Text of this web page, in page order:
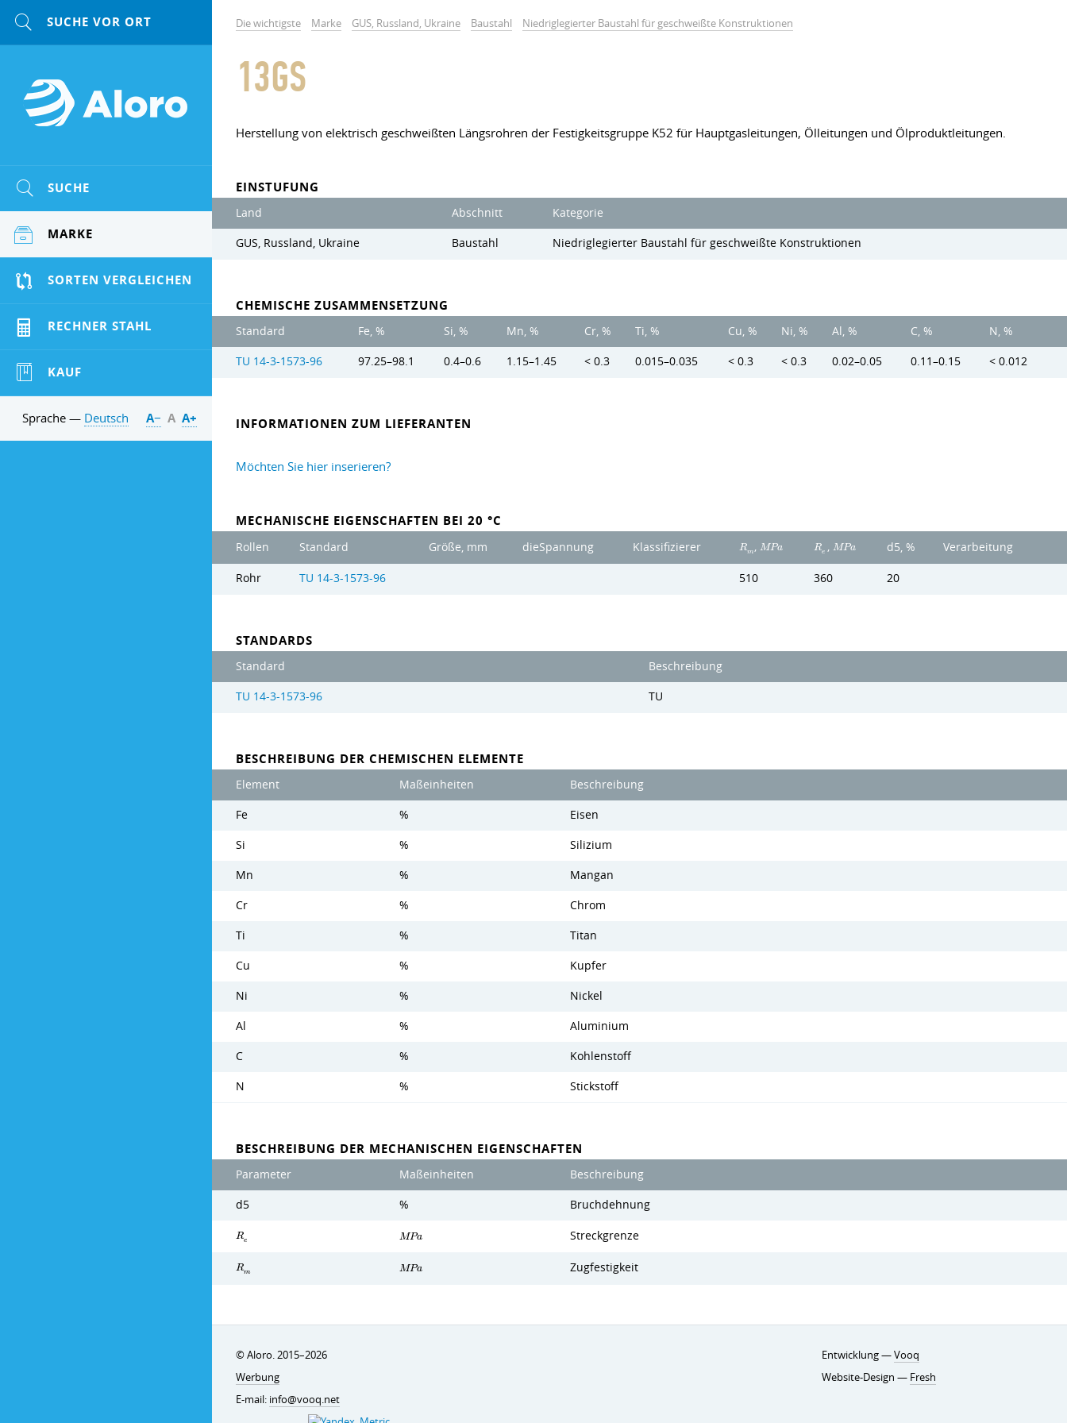
Die wichtigste Marke GUS, Russland, Ukraine Baustahl Niedriglegierter Baustahl für geschweißte Konstruktionen
13GS
Herstellung von elektrisch geschweißten Längsrohren der Festigkeitsgruppe K52 für Hauptgasleitungen, Ölleitungen und Ölproduktleitungen.
EINSTUFUNG
Land Abschnitt Kategorie
GUS, Russland, Ukraine Baustahl Niedriglegierter Baustahl für geschweißte Konstruktionen
CHEMISCHE ZUSAMMENSETZUNG
Standard Fe, % Si, % Mn, % Cr, % Ti, % Cu, % Ni, % Al, % C, % N, %
TU 14-3-1573-96 97.25–98.1 0.4–0.6 1.15–1.45 < 0.3 0.015–0.035 < 0.3 < 0.3 0.02–0.05 0.11–0.15 < 0.012
INFORMATIONEN ZUM LIEFERANTEN
Möchten Sie hier inserieren?
MECHANISCHE EIGENSCHAFTEN BEI 20 °C
Rollen Standard Größe, mm dieSpannung Klassifizierer Rm , MPa Re , MPa d5, % Verarbeitung
Rohr TU 14-3-1573-96 510 360 20
STANDARDS
Standard Beschreibung
TU 14-3-1573-96 TU
BESCHREIBUNG DER CHEMISCHEN ELEMENTE
Element Maßeinheiten Beschreibung
Fe % Eisen
Si % Silizium
Mn % Mangan
Cr % Chrom
Ti % Titan
Cu % Kupfer
Ni % Nickel
Al % Aluminium
C % Kohlenstoff
N % Stickstoff
BESCHREIBUNG DER MECHANISCHEN EIGENSCHAFTEN
Parameter Maßeinheiten Beschreibung
d5 % Bruchdehnung
Re MPa Streckgrenze
Rm MPa Zugfestigkeit
© Aloro. 2015–2026
Werbung
E-mail: info@vooq.net
Entwicklung —Vooq
Website-Design — Fresh
SUCHE
MARKE
SORTEN VERGLEICHEN
RECHNER STAHL
KAUF
Sprache — Deutsch А− А А+